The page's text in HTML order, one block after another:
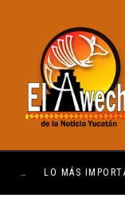
LO MÁS